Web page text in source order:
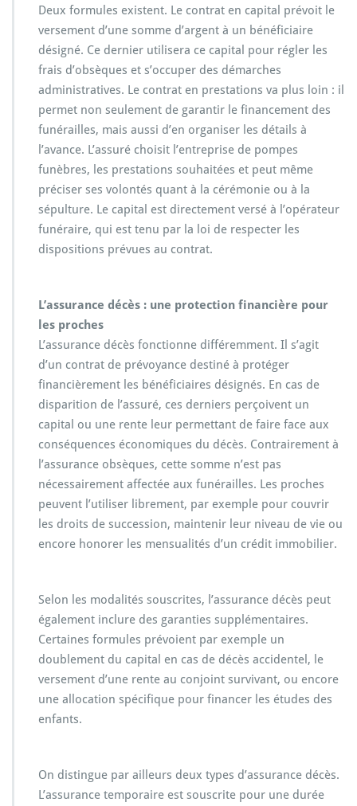
Deux formules existent. Le contrat en capital prévoit le
versement d’une somme d’argent à un bénéficiaire
désigné. Ce dernier utilisera ce capital pour régler les
frais d’obsèques et s’occuper des démarches
administratives. Le contrat en prestations va plus loin : il
permet non seulement de garantir le financement des
funérailles, mais aussi d’en organiser les détails à
l’avance. L’assuré choisit l’entreprise de pompes
funèbres, les prestations souhaitées et peut même
préciser ses volontés quant à la cérémonie ou à la
sépulture. Le capital est directement versé à l’opérateur
funéraire, qui est tenu par la loi de respecter les
dispositions prévues au contrat.
L’assurance décès : une protection financière pour
les proches
L’assurance décès fonctionne différemment. Il s’agit
d’un contrat de prévoyance destiné à protéger
financièrement les bénéficiaires désignés. En cas de
disparition de l’assuré, ces derniers perçoivent un
capital ou une rente leur permettant de faire face aux
conséquences économiques du décès. Contrairement à
l’assurance obsèques, cette somme n’est pas
nécessairement affectée aux funérailles. Les proches
peuvent l’utiliser librement, par exemple pour couvrir
les droits de succession, maintenir leur niveau de vie ou
encore honorer les mensualités d’un crédit immobilier.
Selon les modalités souscrites, l’assurance décès peut
également inclure des garanties supplémentaires.
Certaines formules prévoient par exemple un
doublement du capital en cas de décès accidentel, le
versement d’une rente au conjoint survivant, ou encore
une allocation spécifique pour financer les études des
enfants.
On distingue par ailleurs deux types d’assurance décès.
L’assurance temporaire est souscrite pour une durée